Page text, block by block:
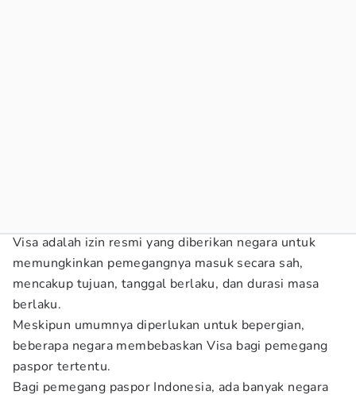
Visa adalah izin resmi yang diberikan negara untuk
memungkinkan pemegangnya masuk secara sah,
mencakup tujuan, tanggal berlaku, dan durasi masa
berlaku.
Meskipun umumnya diperlukan untuk bepergian,
beberapa negara membebaskan Visa bagi pemegang
paspor tertentu.
Bagi pemegang paspor Indonesia, ada banyak negara